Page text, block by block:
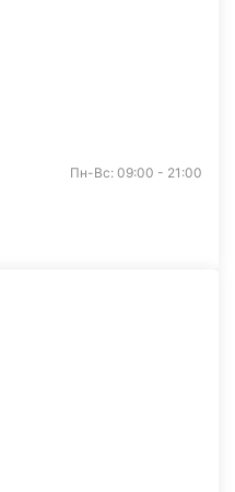
Пн-Вс: 09:00 - 21:00